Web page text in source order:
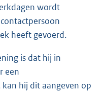
wordt
heeft gevoerd.
is dat hij in
een
hij dit aangeven op